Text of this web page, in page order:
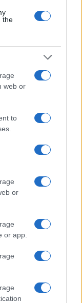
the
web or
to
or
or app.
Segnala